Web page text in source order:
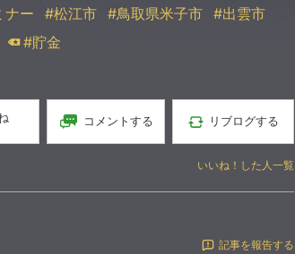
ナー #松江市 #鳥取県米子市 #出雲市
#貯金
コメントする リブログする
いいね！した人一覧
記事を報告する